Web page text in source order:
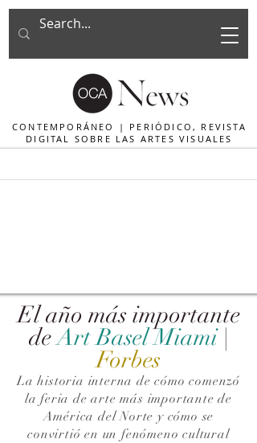
CONTEMPORÁNEO | PERIÓDICO, REVISTA
DIGITAL SOBRE LAS ARTES VISUALES
El año más importante
de Art Basel Miami |
Forbes
La historia interna de cómo comenzó
la feria de arte más importante de
América del Norte y cómo se
convirtió en un fenómeno cultural